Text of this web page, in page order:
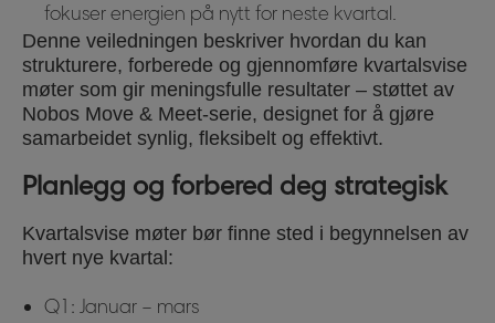
fokuser energien på nytt for neste kvartal.
Denne veiledningen beskriver hvordan du kan
strukturere, forberede og gjennomføre kvartalsvise
møter som gir meningsfulle resultater – støttet av
Nobos Move & Meet-serie, designet for å gjøre
samarbeidet synlig, fleksibelt og effektivt.
Planlegg og forbered deg strategisk
Kvartalsvise møter bør finne sted i begynnelsen av
hvert nye kvartal:
Q1: Januar – mars